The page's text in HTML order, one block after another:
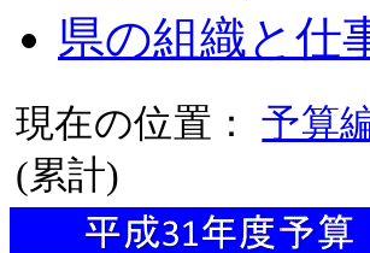
県の組織と仕
現在の位置：予算
(累計)